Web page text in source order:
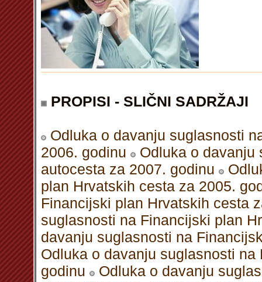
PROPISI - SLIČNI SADRŽAJI
Odluka o davanju suglasnosti
2006. godinu
Odluka o davanju
autocesta za 2007. godinu
plan Hrvatskih cesta za 2005.
Financijski plan Hrvatskih cesta
suglasnosti na Financijski plan
davanju suglasnosti na
Odluka o davanju suglasnosti
godinu
Odluka o davanju